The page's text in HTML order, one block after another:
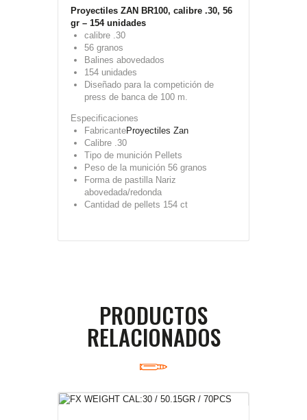
Proyectiles ZAN BR100, calibre .30, 56
gr – 154 unidades
calibre .30
56 granos
Balines abovedados
154 unidades
Diseñado para la competición de
press de banca de 100 m.
Especificaciones
FabricanteProyectiles Zan
Calibre.30
Tipo de municiónPellets
Peso de la munición56 granos
Forma de pastillaNariz
abovedada/redonda
Cantidad de pellets 154 ct
PRODUCTOS
RELACIONADOS